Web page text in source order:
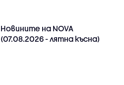
Новините на NOVA
(07.08.2026 - лятна късна)